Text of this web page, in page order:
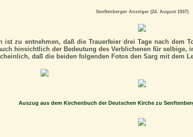
Senftenberger Anzeiger (24. August 1937)
ist zu entnehmen, daß die Trauerfeier drei Tage nach dem
hinsichtlich der Bedeutung des Verblichenen für selbige,
daß die beiden folgenden Fotos den Sarg mit dem
Auszug aus dem Kirchenbuch der Deutschen Kirche zu